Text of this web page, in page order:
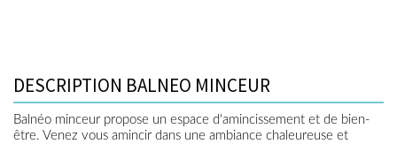
DESCRIPTION BALNEO MINCEUR
Balnéo minceur propose un espace d'amincissement et de bien-
être. Venez vous amincir dans une ambiance chaleureuse et